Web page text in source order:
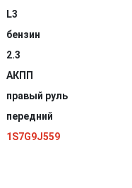
L3
бензин
2.3
АКПП
правый руль
передний
1S7G9J559